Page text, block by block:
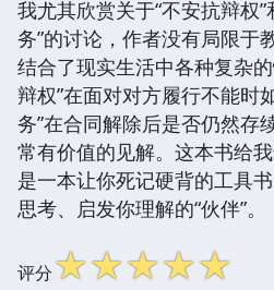
我尤其欣赏关于“不安抗辩权
务”的讨论，作者没有局限于
结合了现实生活中各种复杂
辩权”在面对对方履行不能时
务”在合同解除后是否仍然存
常有价值的见解。这本书给
是一本让你死记硬背的工具
思考、启发你理解的“伙伴”。
评分☆☆☆☆☆